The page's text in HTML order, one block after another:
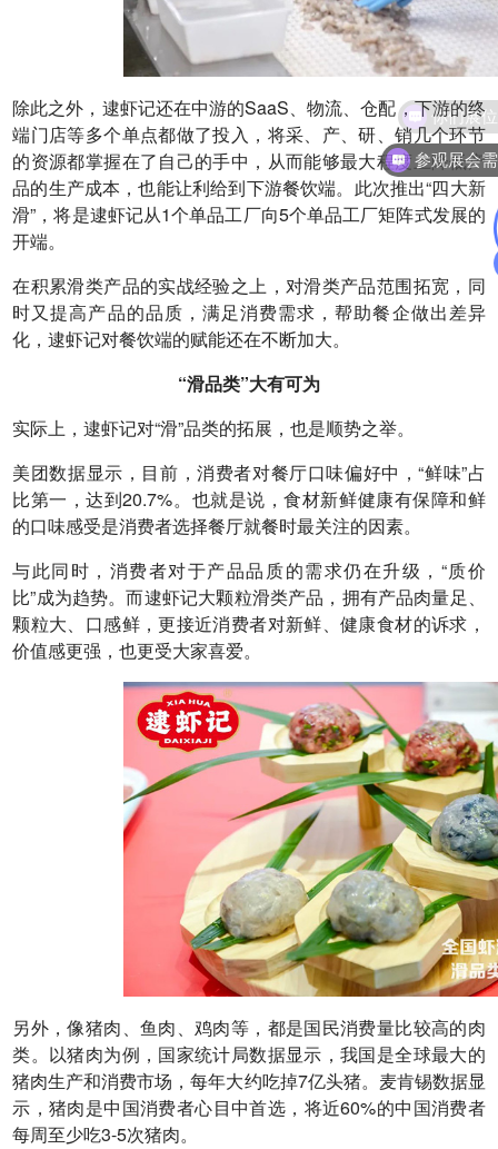
除此之外，逮虾记还在中游的SaaS、物流、仓配，下游的终
端门店等多个单点都做了投入，将采、产、研、销几个环节
的资源都掌握在了自己的手中，从而能够最大程度上降低产
品的生产成本，也能让利给到下游餐饮端。此次推出“四大新
滑”，将是逮虾记从1个单品工厂向5个单品工厂矩阵式发展的
开端。
在积累滑类产品的实战经验之上，对滑类产品范围拓宽，同
时又提高产品的品质，满足消费需求，帮助餐企做出差异
化，逮虾记对餐饮端的赋能还在不断加大。
“滑品类”大有可为
实际上，逮虾记对“滑”品类的拓展，也是顺势之举。
美团数据显示，目前，消费者对餐厅口味偏好中，“鲜味”占
比第一，达到20.7%。也就是说，食材新鲜健康有保障和鲜
的口味感受是消费者选择餐厅就餐时最关注的因素。
与此同时，消费者对于产品品质的需求仍在升级，“质价
比”成为趋势。而逮虾记大颗粒滑类产品，拥有产品肉量足、
颗粒大、口感鲜，更接近消费者对新鲜、健康食材的诉求，
价值感更强，也更受大家喜爱。
另外，像猪肉、鱼肉、鸡肉等，都是国民消费量比较高的肉
类。以猪肉为例，国家统计局数据显示，我国是全球最大的
猪肉生产和消费市场，每年大约吃掉7亿头猪。麦肯锡数据显
示，猪肉是中国消费者心目中首选，将近60%的中国消费者
每周至少吃3-5次猪肉。
参观展会